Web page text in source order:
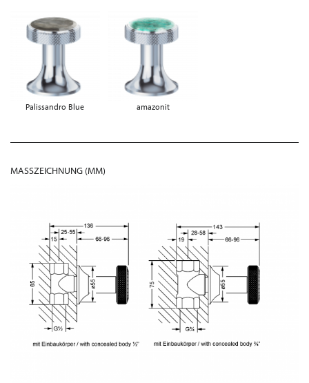
Palissandro Blue amazonit
MASSZEICHNUNG (MM)